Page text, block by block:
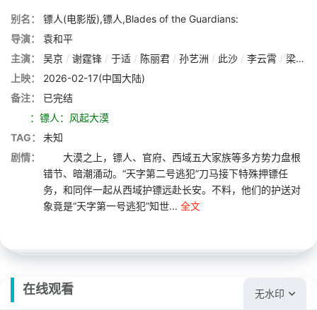
别名：
镖人(电影版),镖人,Blades of the Guardians:
导演：
袁和平
主演：
吴京 / 谢霆锋 / 于适 / 陈丽君 / 孙艺洲 / 此沙 / 李云霄 / 梁家辉
上映：
2026-02-17(中国大陆)
备注：
已完结
：镖人：风起大漠
TAG：
未知
剧情：
大漠之上，镖人、官府、西域五大家族等多方势力盘根
错节、暗潮涌动。“天字第二号逃犯”刀马接下特殊押镖任
务，和同伴一起从西域护镖远赴长安。不料，他们的护送对
象竟是“天字第一号逃犯”知世... 全文
在线观看 无水印